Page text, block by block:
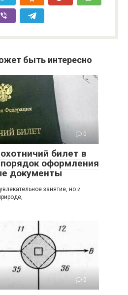
быть интересно
0
билет в
оформления
документы
занятие, но и
0